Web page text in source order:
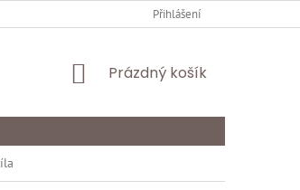
ÚDAJŮ ODSTOUPENÍ OD
Přihlášení
NÁKUPNÍ
Prázdný košík